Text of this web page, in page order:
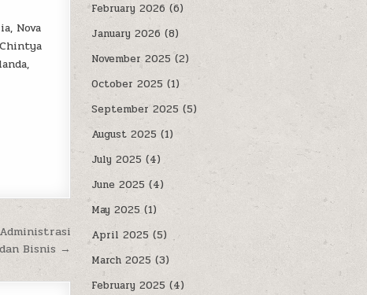
Nova
Bisnis →
February 2026 (6)
January 2026 (8)
November 2025 (2)
October 2025 (1)
September 2025 (5)
August 2025 (1)
July 2025 (4)
June 2025 (4)
May 2025 (1)
April 2025(5)
March 2025 (3)
February 2025 (4)